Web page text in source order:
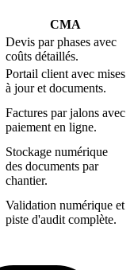
CMA‎
Devis par phases avec
coûts détaillés.
Portail client avec mises
à jour et documents.
Factures par jalons avec
paiement en ligne.
Stockage numérique
des documents par
chantier.
Validation numérique et
piste d'audit complète.